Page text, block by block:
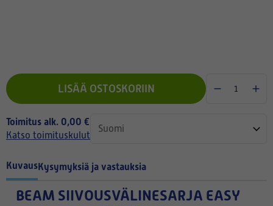
LISÄÄ OSTOSKORIIN
Toimitus alk. 0,00 €
Katso toimituskulut
KuvausKysymyksiä ja vastauksia
BEAM SIIVOUSVÄLINESARJA EASY